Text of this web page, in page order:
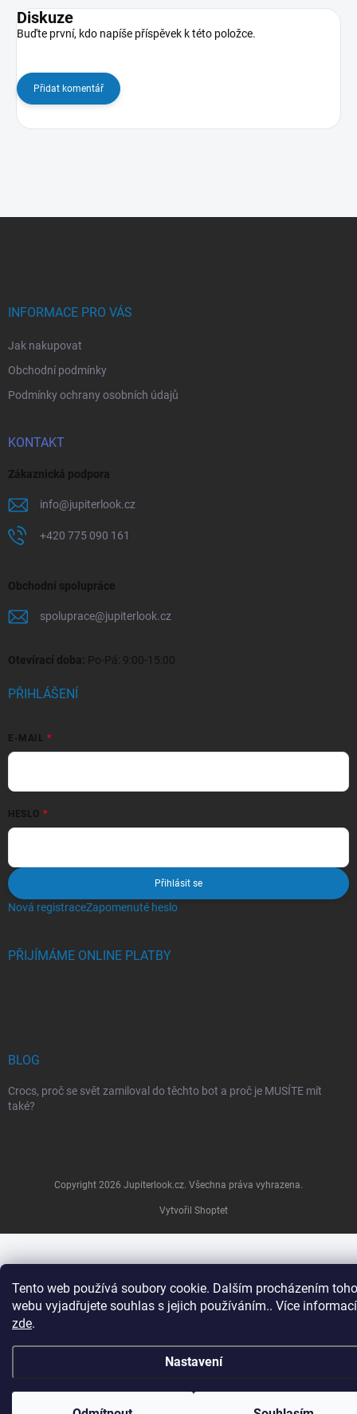
Tento web používá soubory cookie. Dalším procházením
webu vyjadřujete souhlas s jejich používáním.. Více informací
zde.
Nastavení
Diskuze
Buďte první, kdo napíše příspěvek k této položce.
Přidat komentář
INFORMACE PRO VÁS
Jak nakupovat
Obchodní podmínky
Podmínky ochrany osobních údajů
KONTAKT
Zákaznická podpora
info@jupiterlook.cz
+420 775 090 161
Obchodní spolupráce
spoluprace@jupiterlook.cz
Otevírací doba: Po-Pá: 9:00-15:00
PŘIHLÁŠENÍ
E-MAIL
HESLO
Přihlásit se
Nová registraceZapomenuté heslo
PŘIJÍMÁME ONLINE PLATBY
BLOG
Crocs, proč se svět zamiloval do těchto bot a proč je MUSÍTE mít
také?
Vytvořil Shoptet
Copyright 2026 Jupiterlook.cz. Všechna práva vyhrazena.